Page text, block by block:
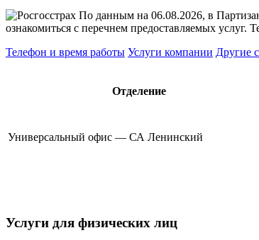
По данным на 06.08.2026, в
ознакомиться с перечнем предоставляемых услуг.
Телефон и время работы Услуги компании Другие
Отделение
Универсальный офис — СА Ленинский
Услуги для физических лиц